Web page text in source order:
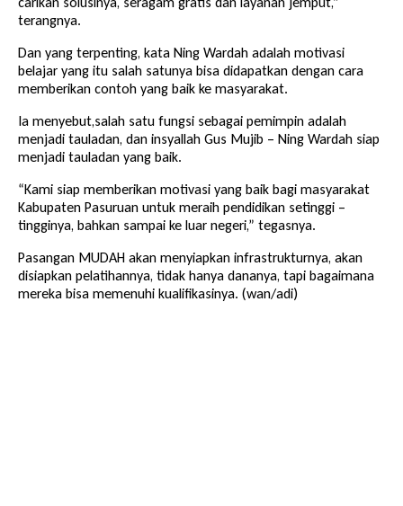
terangnya.
Dan yang terpenting, kata Ning Wardah adalah motivasi
belajar yang itu salah satunya bisa didapatkan dengan cara
memberikan contoh yang baik ke masyarakat.
Ia menyebut,salah satu fungsi sebagai pemimpin adalah
menjadi tauladan, dan insyallah Gus Mujib – Ning Wardah siap
menjadi tauladan yang baik.
“Kami siap memberikan motivasi yang baik bagi masyarakat
Kabupaten Pasuruan untuk meraih pendidikan setinggi –
tingginya, bahkan sampai ke luar negeri,” tegasnya.
Pasangan MUDAH akan menyiapkan infrastrukturnya, akan
disiapkan pelatihannya, tidak hanya dananya, tapi bagaimana
mereka bisa memenuhi kualifikasinya. (wan/adi)